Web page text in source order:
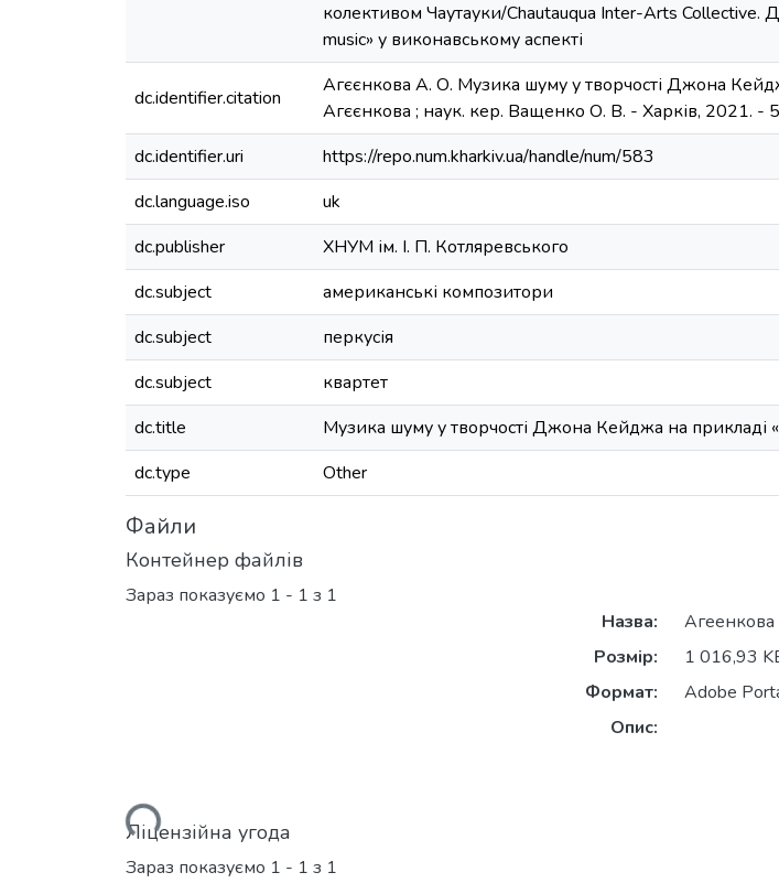
колективом Чаутауки/Chautauqua Inter-Arts Collective.
music» у виконавському аспекті
dc.identifier.citation
Агєєнкова А. О. Музика шуму у творчості Джона
Агєєнкова ; наук. кер. Ващенко О. В. - Харків, 2021. -
dc.identifier.uri
https://repo.num.kharkiv.ua/handle/num/583
dc.language.iso
uk
dc.publisher
ХНУМ ім. І. П. Котляревського
dc.subject
американські композитори
dc.subject
перкусія
dc.subject
квартет
dc.title
Музика шуму у творчості Джона Кейджа на прикладі
dc.type
Other
Файли
Контейнер файлів
Зараз показуємо 1 - 1 з 1
Вантажиться...
Назва:
Розмір:
1 016,93
Формат:
Adobe
Опис:
Ліцензійна угода
Зараз показуємо 1 - 1 з 1